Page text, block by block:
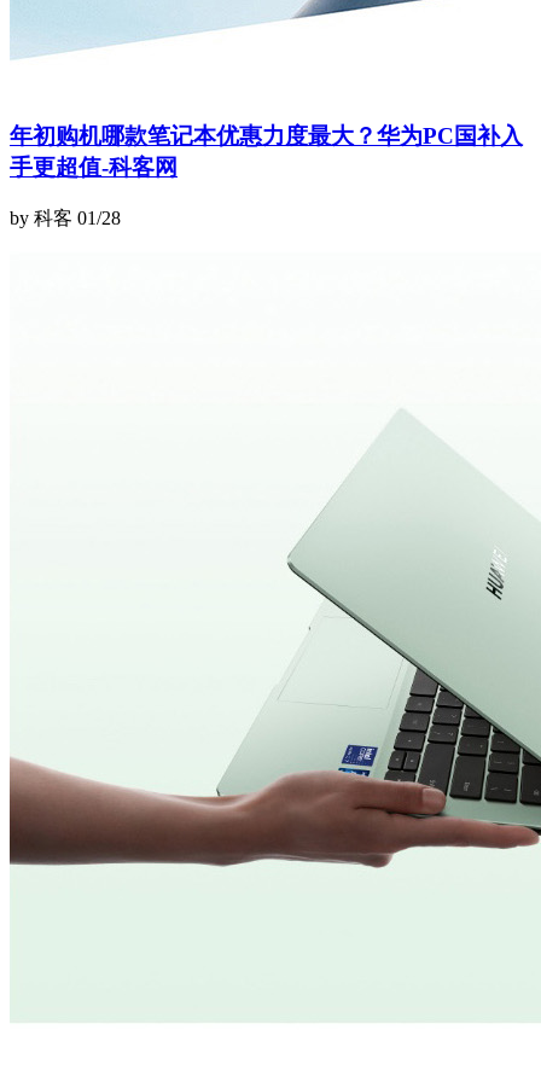
年初购机哪款笔记本优惠力度最大？华为PC国补入
手更超值-科客网
by 科客 01/28